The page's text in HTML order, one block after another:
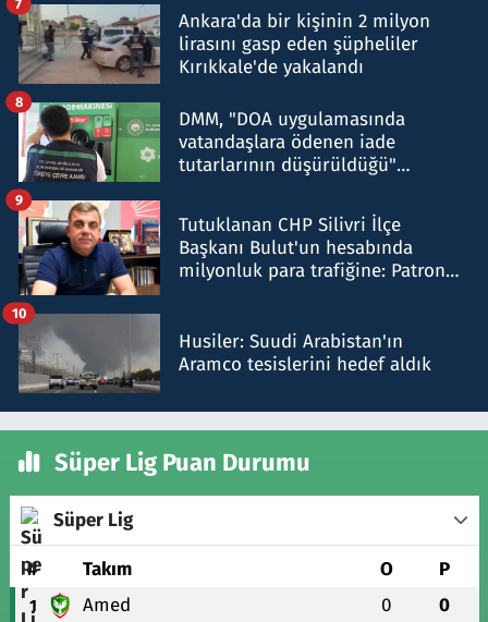
Ankara'da bir kişinin 2 milyon
lirasını gasp eden şüpheliler
Kırıkkale'de yakalandı
7
DMM, "DOA uygulamasında
vatandaşlara ödenen iade
tutarlarının düşürüldüğü"
8
Tutuklanan CHP Silivri İlçe
Başkanı Bulut'un hesabında
milyonluk para trafiğine: Patron
9
Husiler: Suudi Arabistan'ın
Aramco tesislerini hedef aldık
10
Süper Lig Puan Durumu
Süper Lig
# Takım O P
1 Amed 0 0